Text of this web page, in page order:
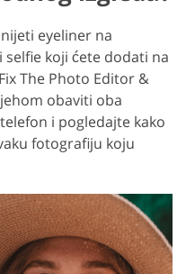
eyeliner na
koji ćete dodati na
The Photo Editor &
obaviti oba
i pogledajte kako
fotografiju koju